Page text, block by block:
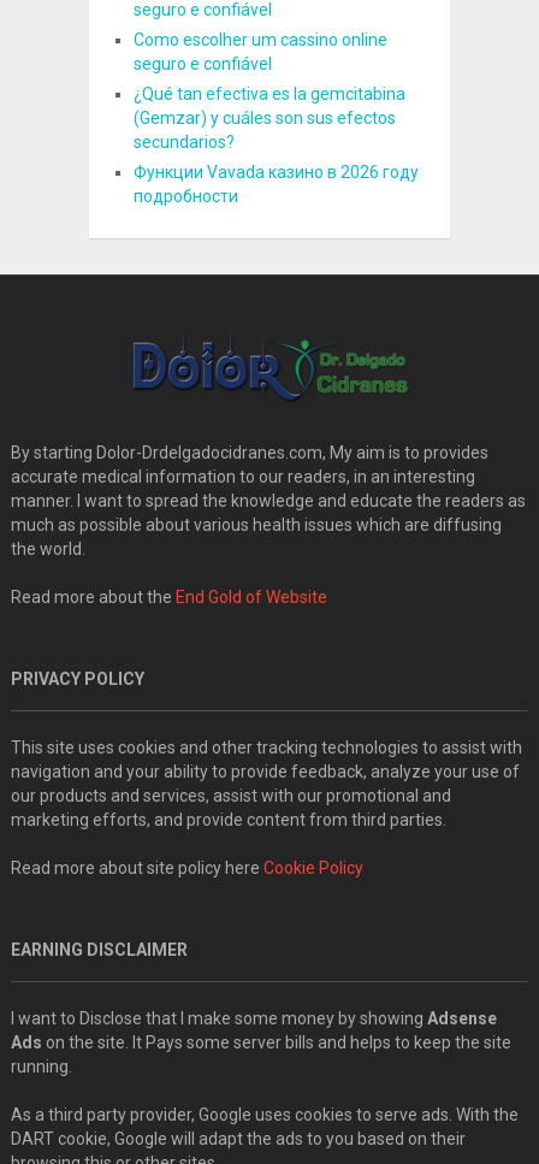
seguro e confiável
Como escolher um cassino online
seguro e confiável
¿Qué tan efectiva es la gemcitabina
(Gemzar) y cuáles son sus efectos
secundarios?
Функции Vavada казино в 2026 году
подробности
By starting Dolor-Drdelgadocidranes.com, My aim is to provides
accurate medical information to our readers, in an interesting
manner. I want to spread the knowledge and educate the readers as
much as possible about various health issues which are diffusing
the world.
Read more about the End Gold of Website
PRIVACY POLICY
This site uses cookies and other tracking technologies to assist with
navigation and your ability to provide feedback, analyze your use of
our products and services, assist with our promotional and
marketing efforts, and provide content from third parties.
Read more about site policy here Cookie Policy
EARNING DISCLAIMER
I want to Disclose that I make some money by showing Adsense
Ads on the site. It Pays some server bills and helps to keep the site
running.
As a third party provider, Google uses cookies to serve ads. With the
DART cookie, Google will adapt the ads to you based on their